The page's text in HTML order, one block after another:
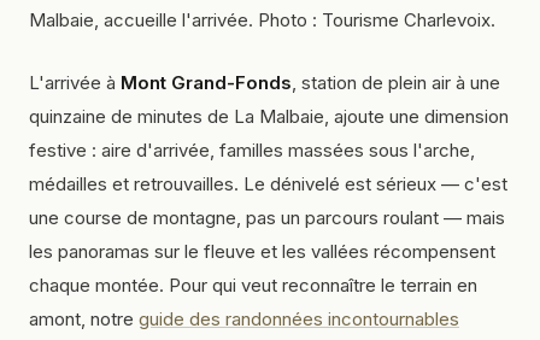
Malbaie, accueille l'arrivée. Photo : Tourisme Charlevoix.
L'arrivée à Mont Grand-Fonds, station de plein air à une
quinzaine de minutes de La Malbaie, ajoute une dimension
festive : aire d'arrivée, familles massées sous l'arche,
médailles et retrouvailles. Le dénivelé est sérieux — c'est
une course de montagne, pas un parcours roulant — mais
les panoramas sur le fleuve et les vallées récompensent
chaque montée. Pour qui veut reconnaître le terrain en
amont, notre guide des randonnées incontournables